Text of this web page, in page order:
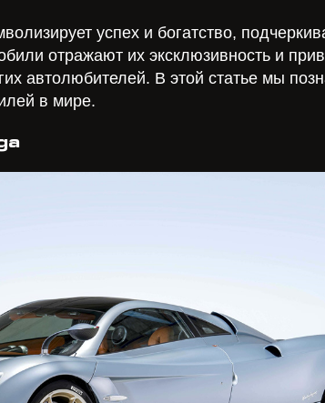
успех и богатство,
отражают их эксклюзивность и
автолюбителей. В этой статье мы
в мире.